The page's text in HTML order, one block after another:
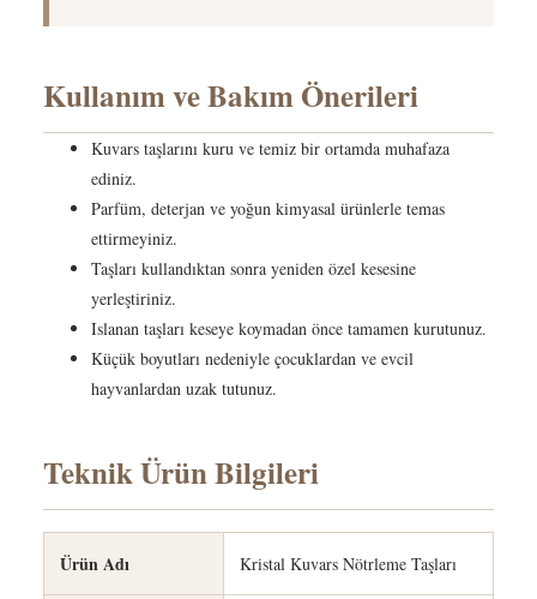
Kullanım ve Bakım Önerileri
Kuvars taşlarını kuru ve temiz bir ortamda muhafaza
ediniz.
Parfüm, deterjan ve yoğun kimyasal ürünlerle temas
ettirmeyiniz.
Taşları kullandıktan sonra yeniden özel kesesine
yerleştiriniz.
Islanan taşları keseye koymadan önce tamamen kurutunuz.
Küçük boyutları nedeniyle çocuklardan ve evcil
hayvanlardan uzak tutunuz.
Teknik Ürün Bilgileri
Ürün Adı Kristal Kuvars Nötrleme Taşları